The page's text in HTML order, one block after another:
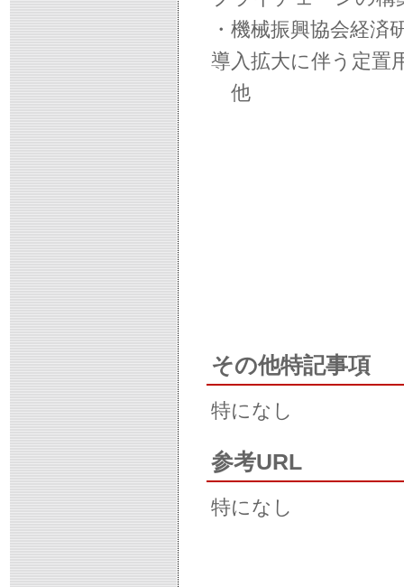
・機械振興協会経
導入拡大に伴う
他
その他特記事項
特になし
参考URL
特になし